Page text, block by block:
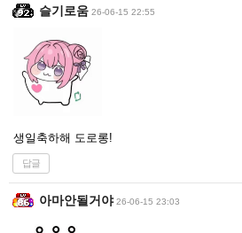
슬기로움 26-06-15 22:55
생일축하해 도로롱!
답글
아마안될거야 26-06-15 23:03